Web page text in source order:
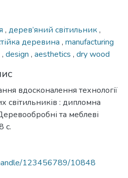
, дерев’яний світильник,
деревина , manufacturing
, design , aesthetics , dry wood
вдосконалення технології
світильників : дипломна
та меблеві
с.
123456789/10848